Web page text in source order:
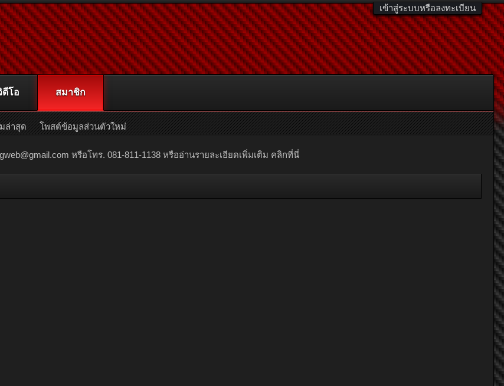
เข้าสู่ระบบหรือลงทะเบียน
หรือโทร. 081-811-1138 หรืออ่านรายละเอียดเพิ่มเติม คลิกที่นี่
ดีโอ สมาชิก
ล่าสุด โพสต์ข้อมูลส่วนตัวใหม่